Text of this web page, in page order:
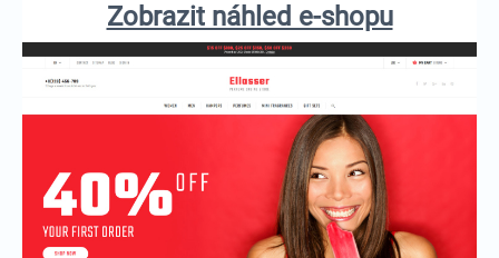
Zobrazit náhled e-shopu